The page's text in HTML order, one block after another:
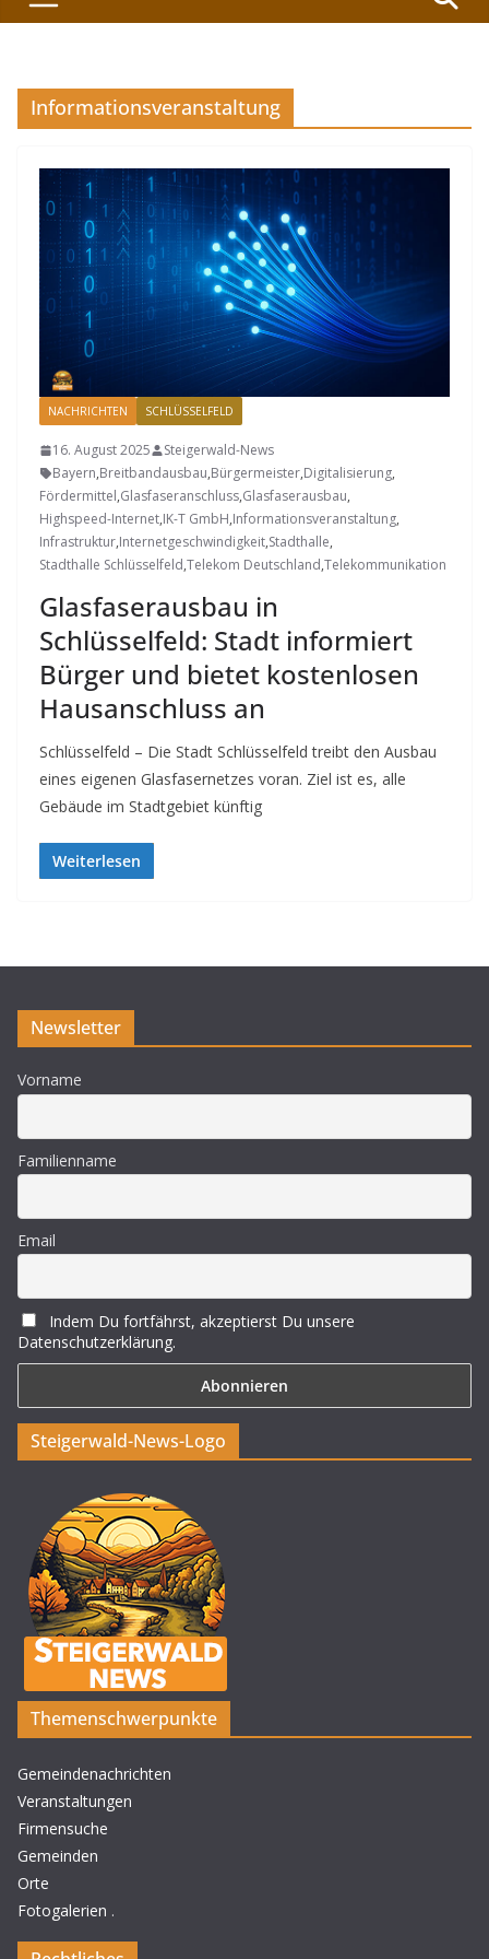
Informationsveranstaltung
NACHRICHTEN SCHLÜSSELFELD
16. August 2025
Steigerwald-News
Bayern,Breitbandausbau,Bürgermeister,Digitalisierung,
Fördermittel,Glasfaseranschluss,Glasfaserausbau,
Highspeed-Internet,IK-T GmbH,Informationsveranstaltung,
Infrastruktur,Internetgeschwindigkeit,Stadthalle,
Stadthalle Schlüsselfeld,Telekom Deutschland,Telekommunikation
Glasfaserausbau in
Schlüsselfeld: Stadt informiert
Bürger und bietet kostenlosen
Hausanschluss an
Schlüsselfeld – Die Stadt Schlüsselfeld treibt den Ausbau
eines eigenen Glasfasernetzes voran. Ziel ist es, alle
Gebäude im Stadtgebiet künftig
Weiterlesen
Newsletter
Vorname
Familienname
Email
Indem Du fortfährst, akzeptierst Du unsere
Datenschutzerklärung.
Steigerwald-News-Logo
Themenschwerpunkte
Gemeindenachrichten
Veranstaltungen
Firmensuche
Gemeinden
Orte
Fotogalerien .